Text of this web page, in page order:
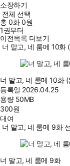
소장하기
전체 선택
총0화0원
1권부터
이전목록 더보기
너 말고, 네 룸메 10화
너 말고, 네 룸메 10화 (
등록일 2026.04.25
용량 50MB
300원
대여
너 말고, 네 룸메 9화
너 말고, 네 룸메 9화